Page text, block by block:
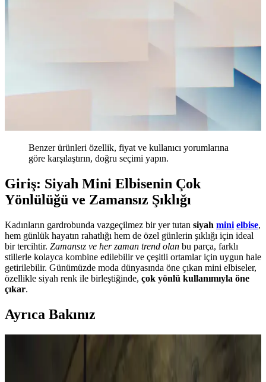
Benzer ürünleri özellik, fiyat ve kullanıcı yorumlarına
göre karşılaştırın, doğru seçimi yapın.
Giriş: Siyah Mini Elbisenin Çok
Yönlülüğü ve Zamansız Şıklığı
Kadınların gardrobunda vazgeçilmez bir yer tutan siyah mini elbise,
hem günlük hayatın rahatlığı hem de özel günlerin şıklığı için ideal
bir tercihtir. Zamansız ve her zaman trend olan bu parça, farklı
stillerle kolayca kombine edilebilir ve çeşitli ortamlar için uygun hale
getirilebilir. Günümüzde moda dünyasında öne çıkan mini elbiseler,
özellikle siyah renk ile birleştiğinde, çok yönlü kullanımıyla öne
çıkar.
Ayrıca Bakınız
Naked & Famous Kadın Selvedge Denim: Fit,
Kesim ve Kullanıcı Deneyimleri Analizi